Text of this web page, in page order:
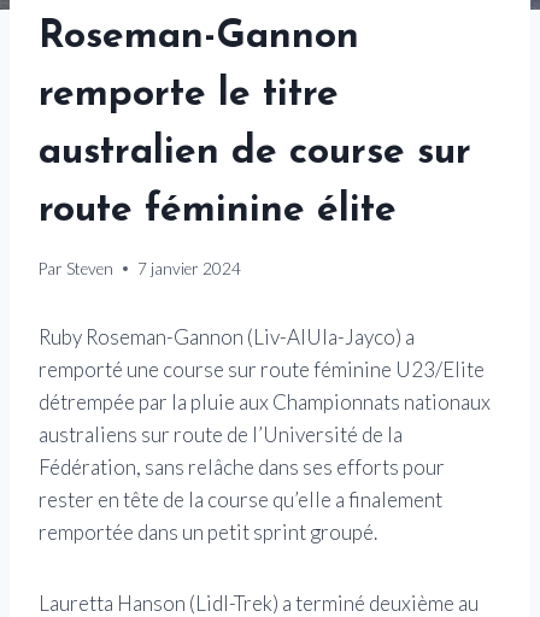
Roseman-Gannon
remporte le titre
australien de course sur
route féminine élite
Par Steven 7 janvier 2024
Ruby Roseman-Gannon (Liv-AlUla-Jayco) a
remporté une course sur route féminine U23/Elite
détrempée par la pluie aux Championnats nationaux
australiens sur route de l’Université de la
Fédération, sans relâche dans ses efforts pour
rester en tête de la course qu’elle a finalement
remportée dans un petit sprint groupé.
Lauretta Hanson (Lidl-Trek) a terminé deuxième au